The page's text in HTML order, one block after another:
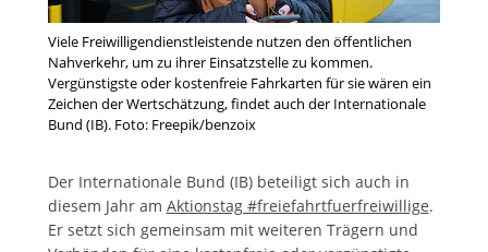
Viele Freiwilligendienstleistende nutzen den öffentlichen
Nahverkehr, um zu ihrer Einsatzstelle zu kommen.
Vergünstigste oder kostenfreie Fahrkarten für sie wären ein
Zeichen der Wertschätzung, findet auch der Internationale
Bund (IB). Foto: Freepik/benzoix
Der Internationale Bund (IB) beteiligt sich auch in
diesem Jahr am Aktionstag #freiefahrtfuerfreiwillige.
Er setzt sich gemeinsam mit weiteren Trägern und